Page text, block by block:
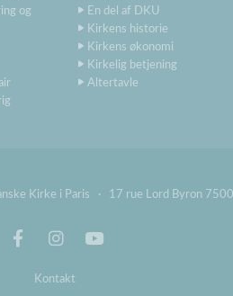
og
En del af DKU
Kirkens historie
Kirkens økonomi
Kirkelig betjening
Altertavle
Kirke i Paris · 17 rue Lord Byron
Kontakt